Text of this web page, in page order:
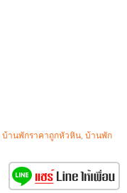
บ้านพักราคาถูกหัวหิน, บ้านพัก